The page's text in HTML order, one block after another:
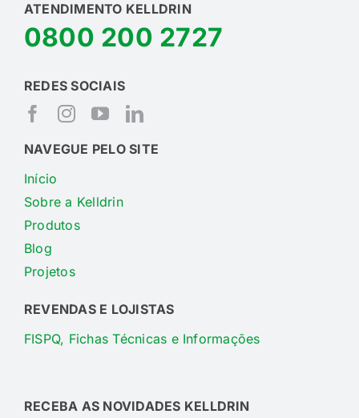
ATENDIMENTO KELLDRIN
0800 200 2727
REDES SOCIAIS
NAVEGUE PELO SITE
Início
Sobre a Kelldrin
Produtos
Blog
Projetos
REVENDAS E LOJISTAS
FISPQ, Fichas Técnicas e Informações
RECEBA AS NOVIDADES KELLDRIN